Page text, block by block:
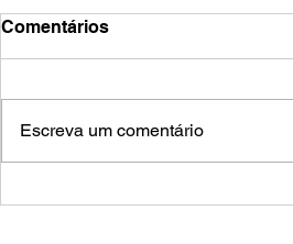
Comentários
Escreva um comentário